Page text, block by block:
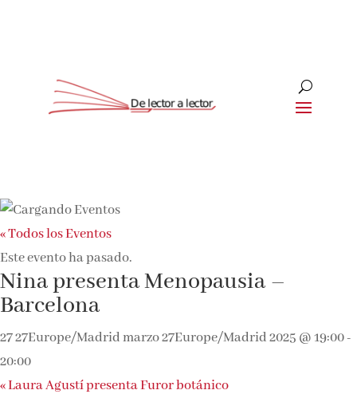
« Todos los Eventos
Este evento ha pasado.
Nina presenta Menopausia –
Barcelona
27 27Europe/Madrid marzo 27Europe/Madrid 2025 @ 19:00-
20:00
«Laura Agustí presenta Furor botánico